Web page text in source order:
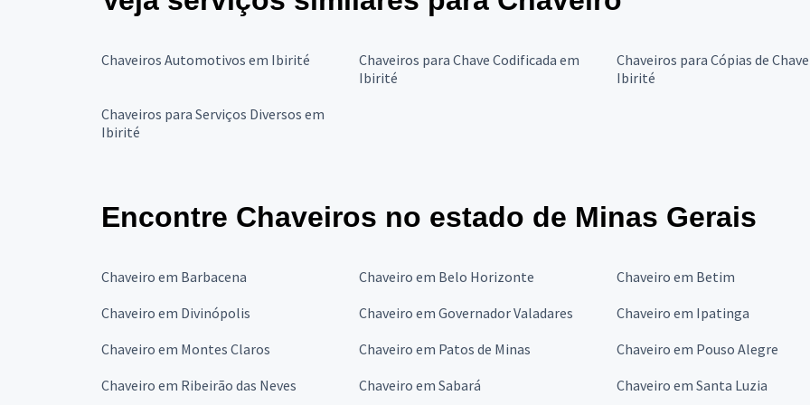
Chaveiros Automotivos em Ibirité
Chaveiros para Chave Codificada em
Ibirité
Chaveiros para Cópias de
Ibirité
Chaveiros para Serviços Diversos em
Ibirité
Encontre Chaveiros no estado de Minas Gerais
Chaveiro em Barbacena Chaveiro em Belo Horizonte
Chaveiro em Betim
Chaveiro em Divinópolis
Chaveiro em Governador Valadares
Chaveiro em Ipatinga
Chaveiro em Montes Claros
Chaveiro em Patos de Minas
Chaveiro em Pouso Alegre
Chaveiro em Ribeirão das Neves
Chaveiro em Sabará Chaveiro em Santa Luzia